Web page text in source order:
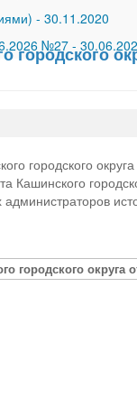
- 30.11.2020
№27 -
городского
администраторов
городского округа